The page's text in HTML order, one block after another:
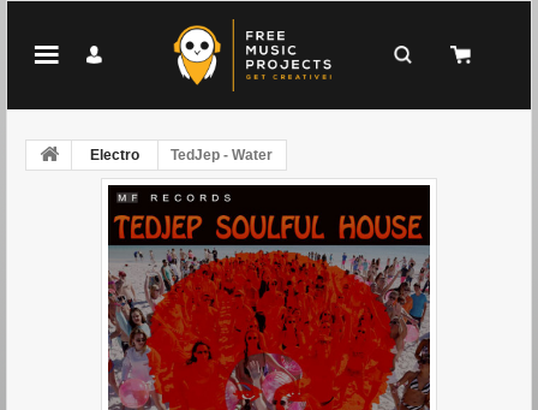
Electro TedJep - Water